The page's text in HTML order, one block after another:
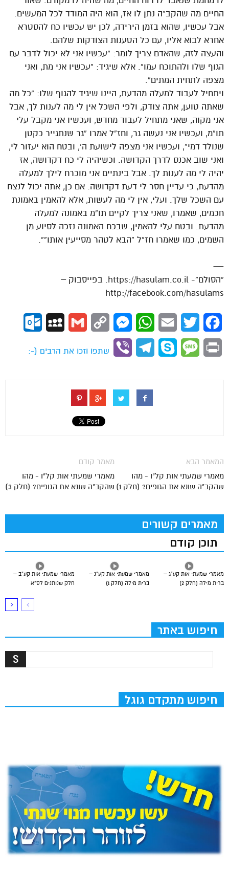
החיים מה שהקב”ה נתן לו אז, הוא היה המודד לכל המעשים.
אבל עכשיו, שהוא בזמן הירידה, לכן יש עכשיו כח להסטרא
אחרא לבוא אליו, עם כל הטענות הצודקות שלהם.
והעצה לזה, שהאדם צריך לומר: “עכשיו אני לא יכול לדבר עם
הגוף שלו ולהתוכח עמו”. אלא שיגיד: “עכשיו אני מת, ואני
מצפה לתחית המתים”.
ויתחיל לעבוד למעלה מהדעת, היינו שיגיד להגוף שלו: “כל מה
שאתה טוען, אתה צודק, ולפי השכל אין לי מה לענות לך, אבל
אני מקוה, שאני מתחיל לעבוד מחדש, ועכשיו אני מקבל עלי
תו”מ, ועכשיו אני נעשה גר, וחז”ל אמרו “גר שנתגייר כקטן
שנולד דמי”, ועכשיו אני מצפה לישועת ה’, ובטח הוא יעזור לי,
ואני שוב אכנס לדרך הקדושה. וכשיהיה לי כח דקדושה, אז
יהיה לי מה לענות לך. אבל בינתיים אני מוכרח לילך למעלה
מהדעת, כי עדיין חסר לי דעת דקדושה. אם כן, אתה יכול לנצח
עם השכל שלך. ועלי, אין לי מה לעשות, אלא להאמין באמונת
חכמים, שאמרו, שאני צריך לקיים תו”מ באמונה למעלה
מהדעת. ובטח עלי להאמין, שבכח האמונה נזכה לסיוע מן
השמים, כמו שאמרו חז”ל “הבא לטהר מסייעין אותו””.
—
“הסולם”- https://hasulam.co.il. בפייסבוק –
http://facebook.com/hasulams
Facebook
Twitter
Email
WhatsApp
Messenger
Copy
Gmail
MySpace
Print
Message
Skype
Telegram
Viber
שתפו וזכו את הרבים (-:
מאמר קודם
מאמרי שמעתי אות קל"ו - מהו
שהקב"ה שונא את הגופים? (חלק 3)
המאמר הבא
מאמרי שמעתי אות קל"ו - מהו
שהקב"ה שונא את הגופים? (חלק 1)
מאמרים קשורים
תוכן קודם
מאמרי שמעתי אות קע”ב –
חלק שנותנים לס”א
מאמרי שמעתי אות קע”ג –
ברית מילה (חלק 1)
מאמרי שמעתי אות קע”ג –
ברית מילה (חלק 2)
חיפוש באתר
חיפוש מתקדם גוגל